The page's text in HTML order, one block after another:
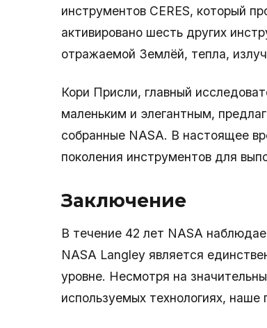
инструментов CERES, который
активировано шесть других
отражаемой Землёй, тепла,
Кори Присли, главный
маленьким и элегантным,
собранные NASA. В настоящее
поколения инструментов для
Заключение
В течение 42 лет NASA
NASA Langley является
уровне. Несмотря на
используемых технологиях,